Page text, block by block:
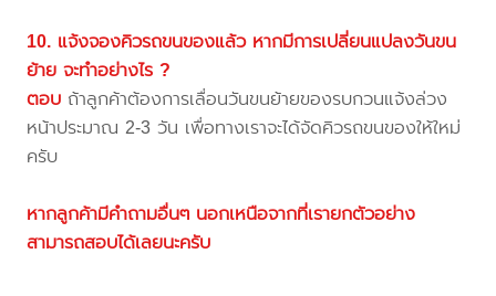
10. แจ้งจองคิวรถขนของแล้ว หากมีการเปลี่ยนแปลงวันขน
ย้าย จะทำอย่างไร ?
ตอบ ถ้าลูกค้าต้องการเลื่อนวันขนย้ายของรบกวนแจ้งล่วง
หน้าประมาณ 2-3 วัน เพื่อทางเราจะได้จัดคิวรถขนของให้ใหม่
ครับ
หากลูกค้ามีคำถามอื่นๆ นอกเหนือจากที่เรายกตัวอย่าง
สามารถสอบได้เลยนะครับ